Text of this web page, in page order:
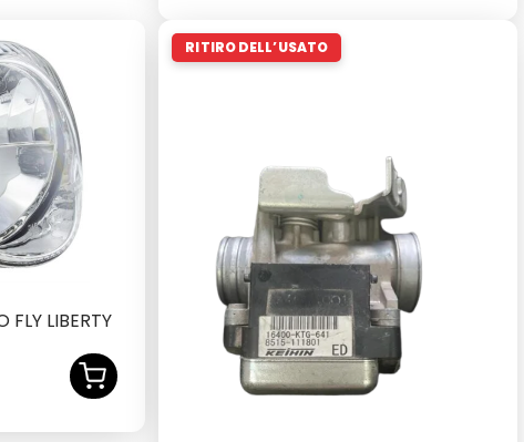
FLY LIBERTY
RITIRO DELL’USATO